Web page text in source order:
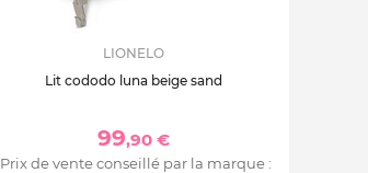
LIONELO
Lit cododo luna beige sand
99,90 €
Prix de vente conseillé par la marque :